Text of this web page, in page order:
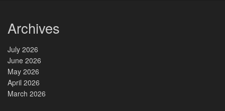
Archives
July 2026
June 2026
May 2026
April 2026
March 2026